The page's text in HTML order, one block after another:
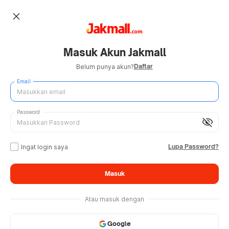
close
Masuk Akun Jakmall
Belum punya akun?Daftar
Email
visibility_off
Password
Ingat login saya Lupa Password?
Masuk
Atau masuk dengan
Google